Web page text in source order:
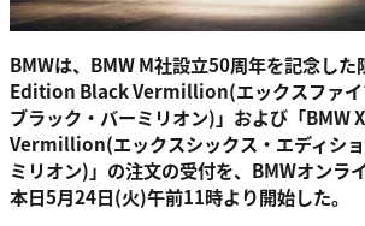
BMWは、BMW M社設立50周年を記念した
Edition Black Vermillion(エックスファイ
ブラック・バーミリオン)」および「
Vermillion(エックスシックス・エディシ
ミリオン)」の注文の受付を、BMWオンラ
本日5月24日(火)午前11時より開始した。